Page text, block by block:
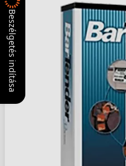
Beszélgetés indítása